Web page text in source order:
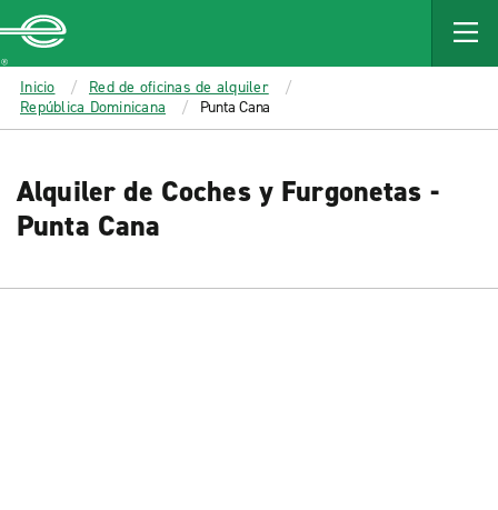
MAIN
CONTENT
Enterprise
Inicio
Red de oficinas de alquiler
República Dominicana
Punta Cana
Alquiler de Coches y Furgonetas -
Punta Cana